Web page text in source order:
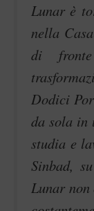
Lunar è
nella
di
Dodici
da sola in
studia e
Sinbad,
Lunar non